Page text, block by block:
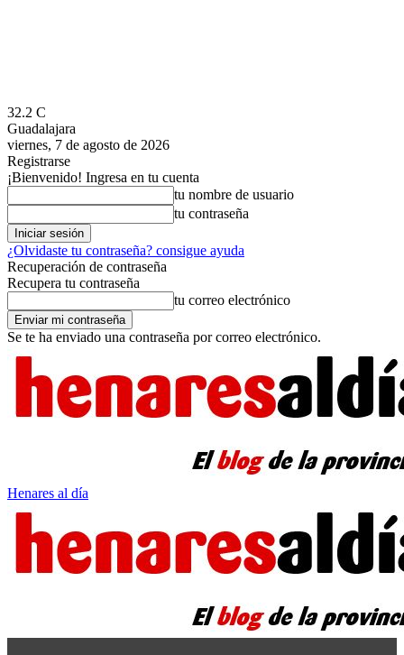
32.2 C
Guadalajara
viernes, 7 de agosto de 2026
Registrarse
¡Bienvenido! Ingresa en tu cuenta
tu nombre de usuario
tu contraseña
¿Olvidaste tu contraseña? consigue ayuda
Recuperación de contraseña
Recupera tu contraseña
tu correo electrónico
Se te ha enviado una contraseña por correo electrónico.
Henares al día